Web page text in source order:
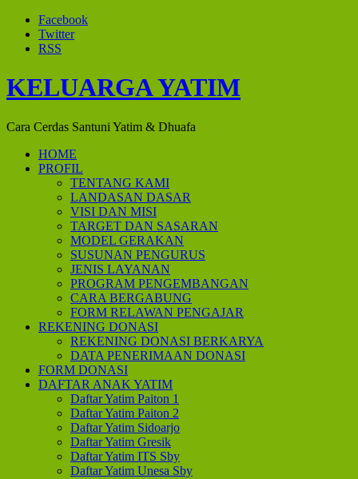
Facebook
Twitter
RSS
KELUARGA YATIM
Cara Cerdas Santuni Yatim & Dhuafa
HOME
PROFIL
TENTANG KAMI
LANDASAN DASAR
VISI DAN MISI
TARGET DAN SASARAN
MODEL GERAKAN
SUSUNAN PENGURUS
JENIS LAYANAN
PROGRAM PENGEMBANGAN
CARA BERGABUNG
FORM RELAWAN PENGAJAR
REKENING DONASI
REKENING DONASI BERKARYA
DATA PENERIMAAN DONASI
FORM DONASI
DAFTAR ANAK YATIM
Daftar Yatim Paiton 1
Daftar Yatim Paiton 2
Daftar Yatim Sidoarjo
Daftar Yatim Gresik
Daftar Yatim ITS Sby
Daftar Yatim Unesa Sby